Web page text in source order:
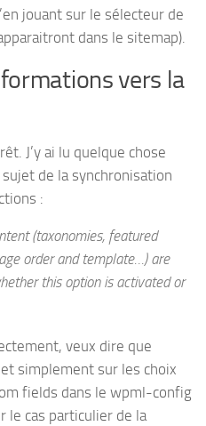
jouant sur le sélecteur de
dans le sitemap).
vers la
J’y ai lu quelque chose
de la synchronisation
:
(taxonomies, featured
order and template…) are
this option is activated or
veux dire que
simplement sur les choix
fields dans le wpml-config
le cas particulier de la